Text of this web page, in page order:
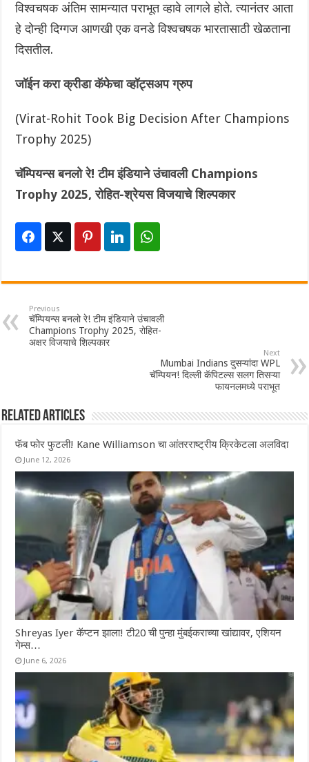
विश्वचषक अंतिम सामन्यात पराभूत व्हावे लागले होते. त्यानंतर आता
हे दोन्ही दिग्गज आणखी एक वनडे विश्वचषक भारतासाठी खेळताना
दिसतील.
जॉईन करा क्रीडा कॅफेचा व्हॉट्सअप ग्रुप
(Virat-Rohit Took Big Decision After Champions
Trophy 2025)
चॅम्पियन्स बनलो रे! टीम इंडियाने उंचावली Champions
Trophy 2025, रोहित-श्रेयस विजयाचे शिल्पकार
Previous
चॅम्पियन्स बनलो रे! टीम इंडियाने उंचावली
Champions Trophy 2025, रोहित-
अक्षर विजयाचे शिल्पकार
Next
Mumbai Indians दुसऱ्यांदा WPL
चॅम्पियन! दिल्ली कॅपिटल्स सलग तिसऱ्या
फायनलमध्ये पराभूत
Related Articles
फॅब फोर फुटली! Kane Williamson चा आंतरराष्ट्रीय क्रिकेटला अलविदा
June 12, 2026
Shreyas Iyer कॅप्टन झाला! टी20 ची पुन्हा मुंबईकराच्या खांद्यावर, एशियन
गेम्स…
June 6, 2026